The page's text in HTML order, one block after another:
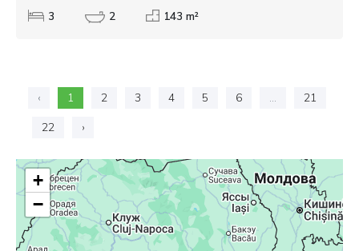
3 2 143 m²
‹ 1 2 3 4 5 6 ...
21
22
›
+
−